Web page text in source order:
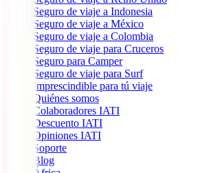
Seguro de viaje a Indonesia
Seguro de viaje a México
Seguro de viaje a Colombia
Seguro de viaje para Cruceros
Seguro para Camper
Seguro de viaje para Surf
Imprescindible para tú viaje
Quiénes somos
Colaboradores IATI
Descuento IATI
Opiniones IATI
Soporte
Blog